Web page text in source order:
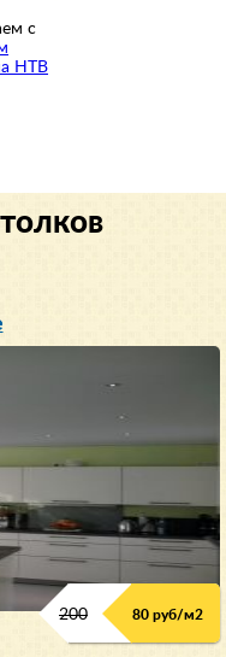
с
НТВ
200 80 руб/м2